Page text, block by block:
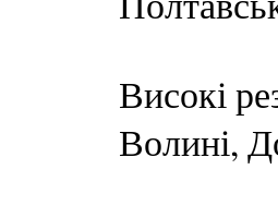
Високі
Волині,